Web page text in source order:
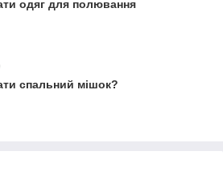
одяг для полювання
спальний мішок?